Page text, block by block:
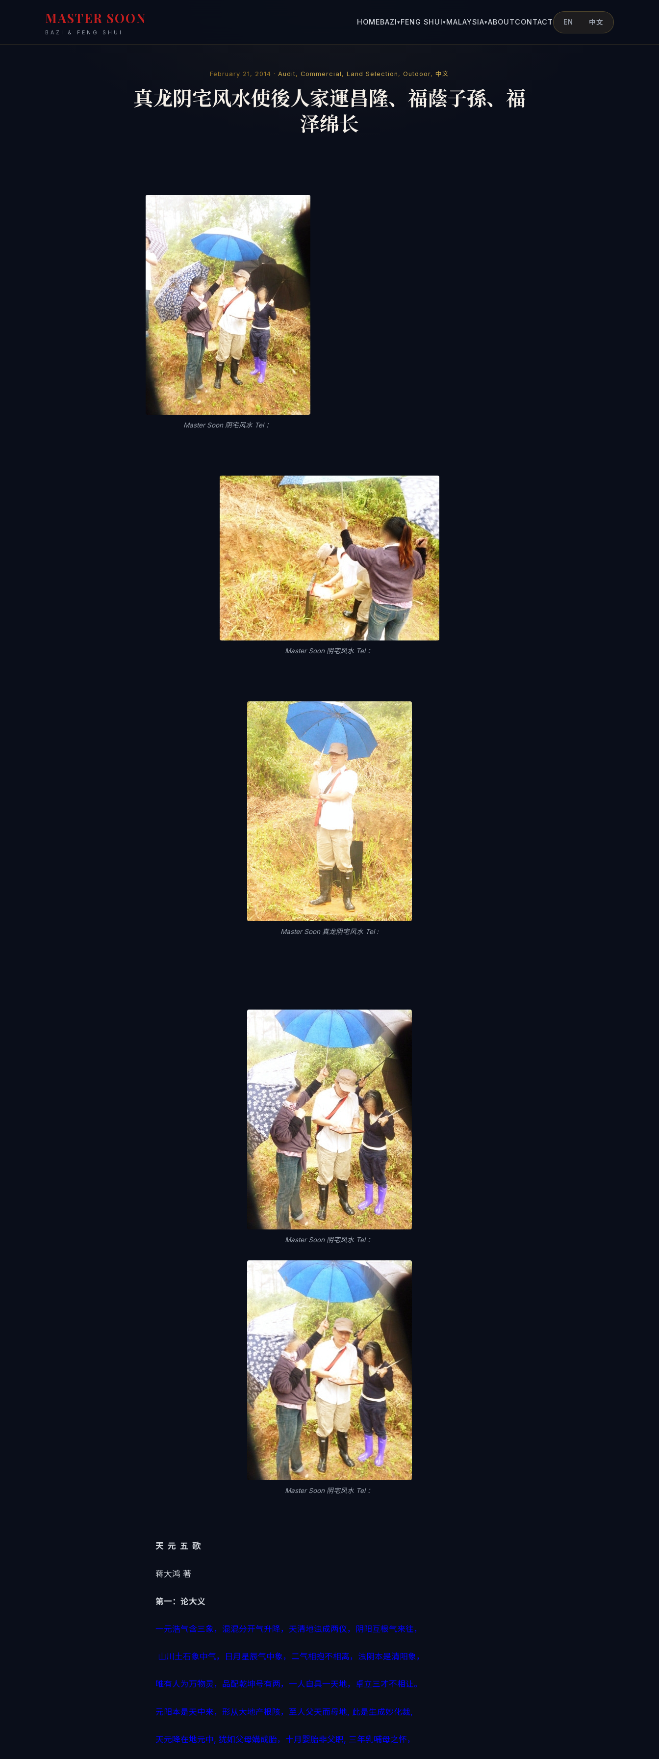
MASTER SOON
BAZI & FENG SHUI
HOMEBAZI▾FENG SHUI▾MALAYSIA▾ABOUTCONTACT EN 中文
February 21, 2014 · Audit, Commercial , Land Selection , Outdoor, 中文
真龙阴宅风水使後人家運昌隆、福蔭子孫、福
泽绵长
Master Soon 阴宅风水 Tel ：
Master Soon 阴宅风水 Tel ：
Master Soon 真龙阴宅风水 Tel :
Master Soon 阴宅风水 Tel ：
Master Soon 阴宅风水 Tel ：
天 元 五 歌
蒋大鸿 著
第一：论大义
一元浩气含三象，混混分开气升降，天清地浊成两仪，阴阳互根气来往，
山川土石象中气，日月星辰气中象，二气相抱不相离，浊阴本是清阳象，
唯有人为万物灵，品配乾坤号有两，一人自具一天地，卓立三才不相让。
元阳本是天中来，形从大地产根陔，至人父天而母地, 此是生成妙化裁,
天元降在地元中, 犹如父母媾成胎，十月婴胎非父职, 三年乳哺母之怀，